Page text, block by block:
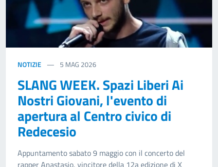
NOTIZIE 5 MAG 2026
SLANG WEEK. Spazi Liberi Ai
Nostri Giovani, l'evento di
apertura al Centro civico di
Redecesio
Appuntamento sabato 9 maggio con il concerto del